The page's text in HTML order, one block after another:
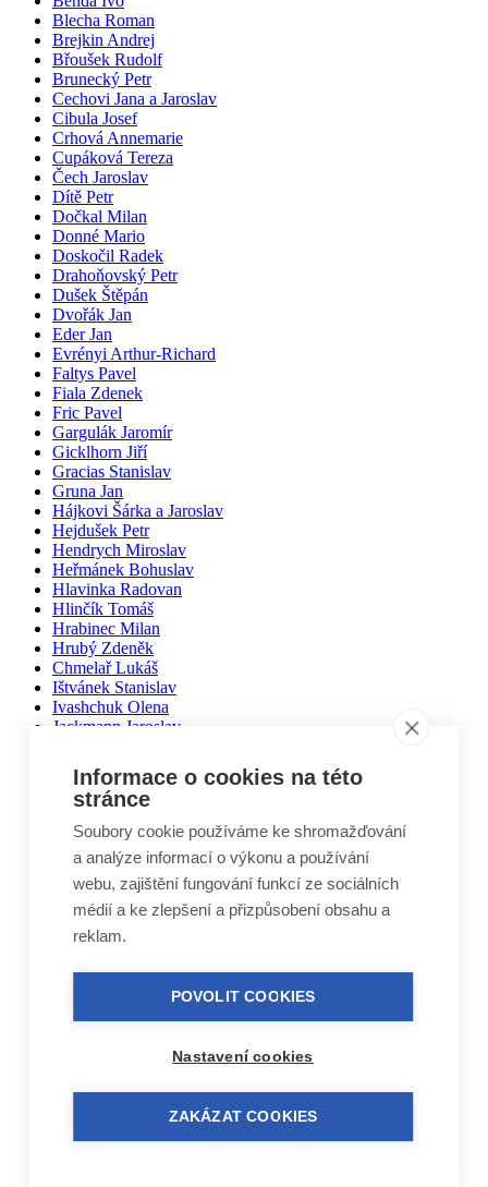
Blecha Roman
Brejkin Andrej
Břoušek Rudolf
Brunecký Petr
Cechovi Jana a Jaroslav
Cibula Josef
Crhová Annemarie
Cupáková Tereza
Čech Jaroslav
Dítě Petr
Dočkal Milan
Donné Mario
Doskočil Radek
Drahoňovský Petr
Dušek Štěpán
Dvořák Jan
Eder Jan
Evrényi Arthur-Richard
Faltys Pavel
Fiala Zdenek
Fric Pavel
Gargulák Jaromír
Gicklhorn Jiří
Gracias Stanislav
Gruna Jan
Hájkovi Šárka a Jaroslav
Hejdušek Petr
Hendrych Miroslav
Heřmánek Bohuslav
Hlavinka Radovan
Hlinčík Tomáš
Hrabinec Milan
Hrubý Zdeněk
Chmelař Lukáš
Ištvánek Stanislav
Ivashchuk Olena
Jackmann Jaroslav
Ježek Daniel
Kasl Stanislav
Kasparek Edward Rick
Kašpar Jan
Katanski Radim a Petr
Klauz Ondřej
Klusoň Jindřich
Knorr Jan
Koloušek Jaroslav
Kopecký Michal
Krejčí Nikola a Patrik
Lebduška Martin
Lesák Jiří
Informace o cookies na této
stránce
Soubory cookie používáme ke shromažďování
a analýze informací o výkonu a používání
webu, zajištění fungování funkcí ze sociálních
médií a ke zlepšení a přizpůsobení obsahu a
reklam.
POVOLIT COOKIES
Nastavení cookies
ZAKÁZAT COOKIES